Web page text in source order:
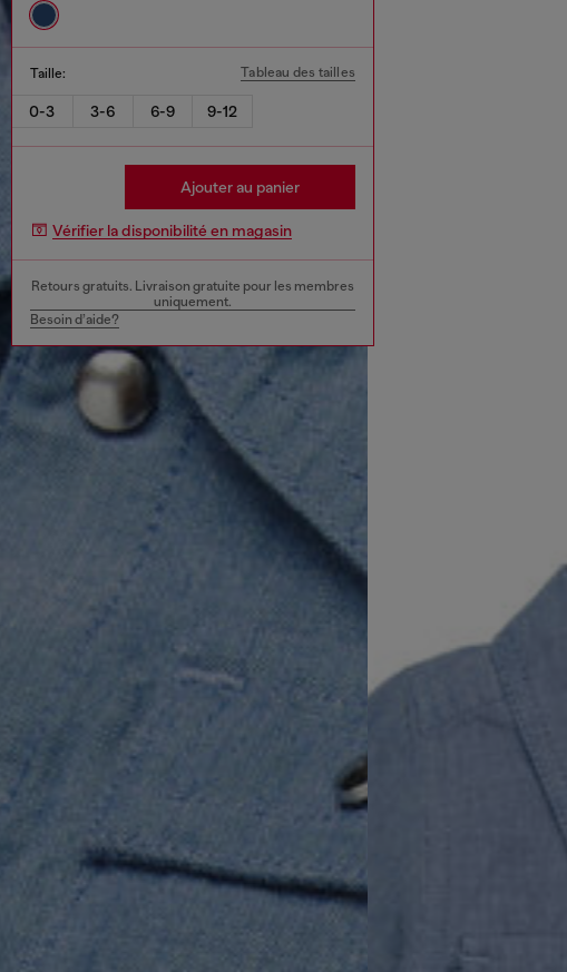
Taille: Tableau des tailles
0-3 3-6 6-9 9-12
Ajouter au panier
Vérifier la disponibilité en magasin
Retours gratuits. Livraison gratuite pour les membres
uniquement.
Besoin d’aide?